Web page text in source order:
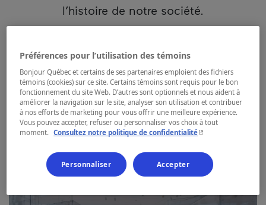
l’histoire de notre société.
Traditions autochtones
Préférences pour l’utilisation des témoins
Bonjour Québec et certains de ses partenaires emploient des fichiers
témoins (cookies) sur ce site. Certains témoins sont requis pour le bon
fonctionnement du site Web. D’autres sont optionnels et nous aident à
améliorer la navigation sur le site, analyser son utilisation et contribuer
à nos efforts de marketing pour vous offrir une meilleure expérience.
Vous pouvez accepter, refuser ou personnaliser vos choix à tout
moment.
Consultez notre politique de confidentialité- Cet hyperlien
Personnaliser Accepter